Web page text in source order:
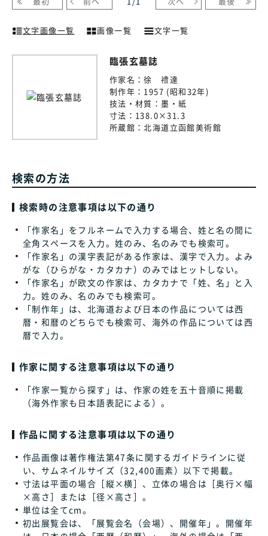
文字画像一覧 画像一覧 文字一覧
臨張玄墓誌
作家名：徐 禮達
制作年： 1957 (昭和32年)
技法・材質： 墨・紙
寸法： 138.0×31.3
所蔵館：北海道立函館美術館
検索の方法
検索時の注意事項は以下の通り
「作家名」をフルネームで入力する場合、姓と名の間に
全角スペースを入力。姓のみ、名のみでも検索可。
「作家名」の漢字表記がある作家は、漢字で入力。よみ
がな（ひらがな・カタカナ）のみではヒットしない。
「作家名」が欧文の作家は、カタカナで「姓、名」と入
力。姓のみ、名のみでも検索可。
「制作年」は、北海道および日本の作品については西
暦・和暦のどちらでも検索可、海外の作品については西
暦で入力。
作家に関する注意事項は以下の通り
「作家一覧から探す」は、作家の姓を五十音順に掲載
（海外作家も日本語表記による）。
作品に関する注意事項は以下の通り
作品画像は著作権法第47条に関するガイドラインに従
い、サムネイルサイズ（32,400画素）以下で掲載。
寸法は平面の場合［縦×横］、立体の場合は［奥行×幅
×高さ］または［径×高さ］。
単位は全てcm。
初出展覧会は、「展覧会名（会場）、開催年」。開催年